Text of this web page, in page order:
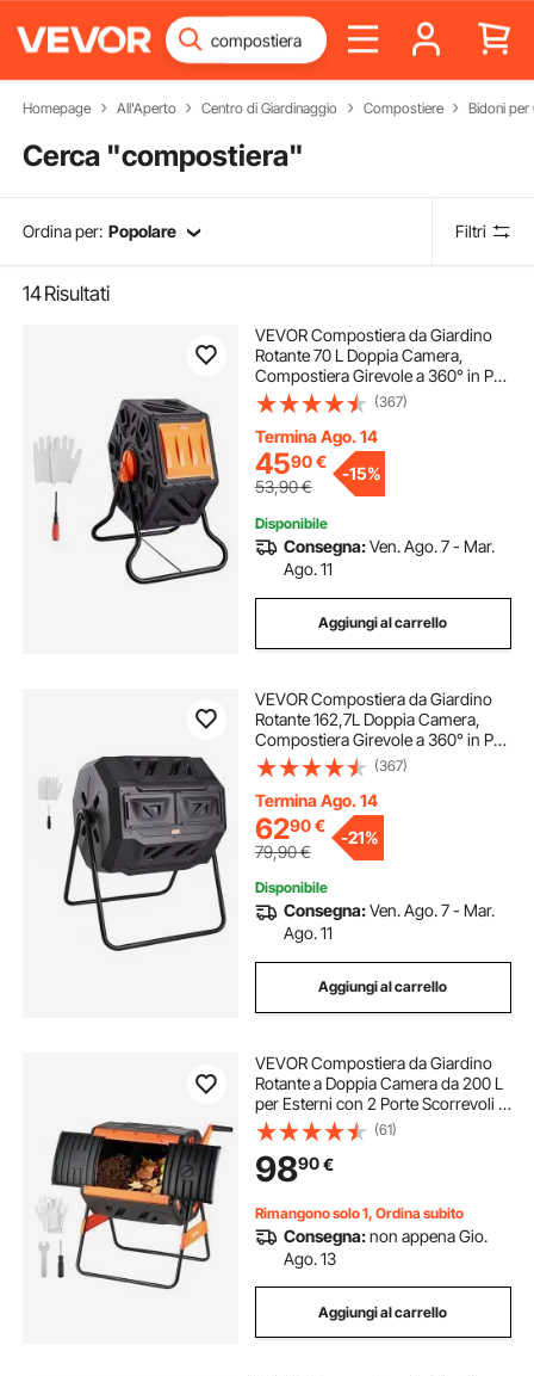
Homepage All'Aperto Centro di Giardinaggio Compostiere Bidoni
Cerca "compostiera"
Ordina per: Popolare Filtri
14Risultati
VEVOR Compostiera da Giardino
Rotante 70 L Doppia Camera,
Compostiera Girevole a 360° in PP
Senza BPA Portata max. 20 kg per
Compostaggio Rifiuti Organici di
Cucina per Giardinaggio Cortile
Esterno
(367)
Termina Ago. 14
4590€
53,90€
-15%
Disponibile
Consegna:Ven. Ago. 7 - Mar.
Ago. 11
Aggiungi al carrello
VEVOR Compostiera da Giardino
Rotante 162,7L Doppia Camera,
Compostiera Girevole a 360° in PP
Senza BPA Portata max. 50 kg per
Compostaggio Rifiuti Organici di
Cucina per Giardinaggio Cortile
Esterno
(367)
Termina Ago. 14
6290€
79,90€
-21%
Disponibile
Consegna:Ven. Ago. 7 - Mar.
Ago. 11
Aggiungi al carrello
VEVOR Compostiera da Giardino
Rotante a Doppia Camera da 200 L
per Esterni con 2 Porte Scorrevoli e
Sistema di Aerazione, Compostiera
Rotativa per Rifiuti Esterni, da
Cucina e da Cortile.
(61)
9890€
Rimangono solo 1, Ordina subito
Consegna:non appena Gio.
Ago. 13
Aggiungi al carrello